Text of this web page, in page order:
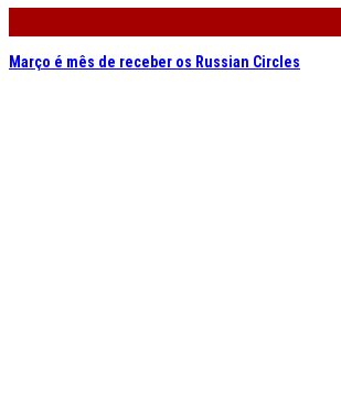
Março é mês de receber os Russian Circles